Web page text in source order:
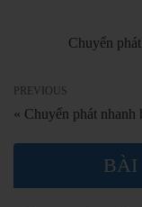
Chuyển
PREVIOUS
« Chuyển phát
BÀI